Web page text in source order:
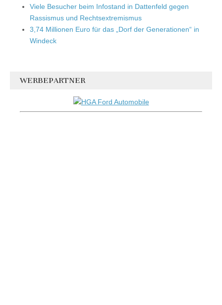
Viele Besucher beim Infostand in Dattenfeld gegen
Rassismus und Rechtsextremismus
3,74 Millionen Euro für das „Dorf der Generationen“ in
Windeck
WERBEPARTNER